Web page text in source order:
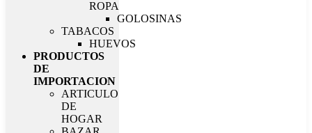
ROPA
GOLOSINAS
TABACOS
HUEVOS
PRODUCTOS
DE
IMPORTACION
ARTICULO
DE
HOGAR